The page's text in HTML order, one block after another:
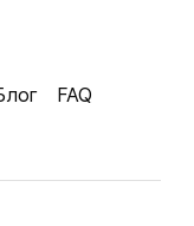
FAQ